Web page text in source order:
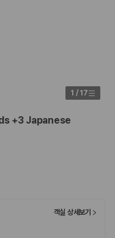
1 / 17
+3 Japanese
객실 상세보기